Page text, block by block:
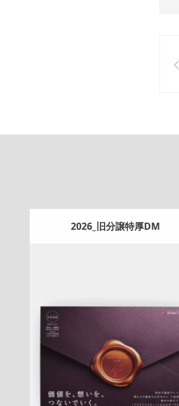
2026_旧分譲特厚DM
Update:2026.07.22
A4ペラ スペシャルマンション
建相続 サービス紹介新作
プレ
大宮センター 桜新町センター
詳しく見る